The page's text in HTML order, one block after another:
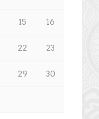
15 16
22 23
29 30